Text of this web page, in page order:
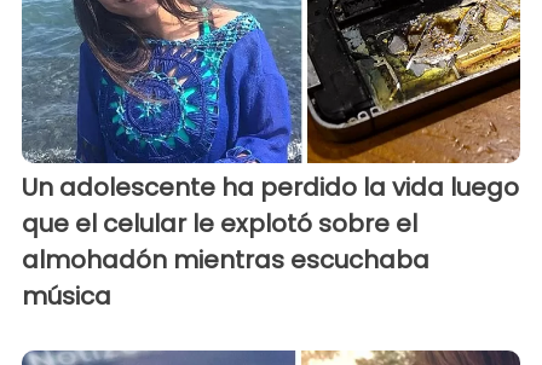
Un adolescente ha perdido la vida luego
que el celular le explotó sobre el
almohadón mientras escuchaba
música